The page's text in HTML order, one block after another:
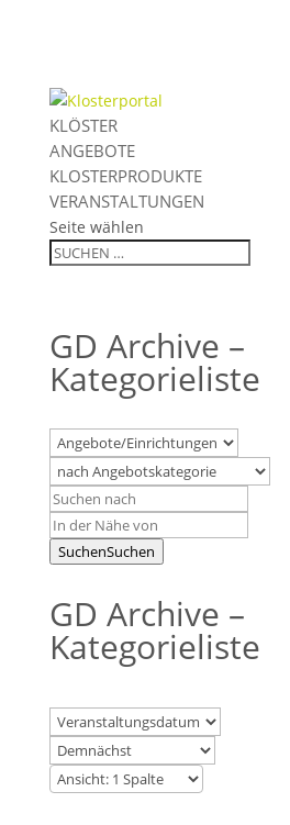
KLÖSTER
ANGEBOTE
KLOSTERPRODUKTE
VERANSTALTUNGEN
Seite wählen
GD Archive –
Kategorieliste
SuchenSuchen
GD Archive –
Kategorieliste